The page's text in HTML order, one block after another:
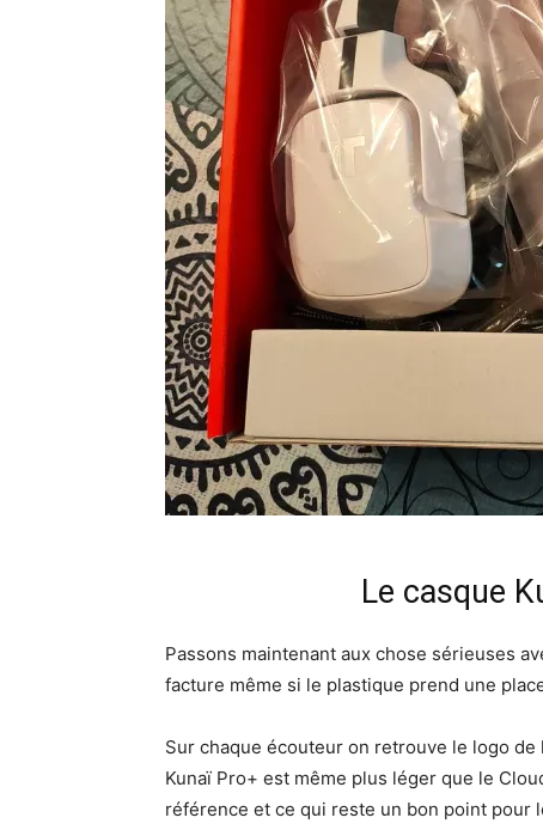
Le casque
Passons maintenant aux chose sérieuses
facture même si le plastique prend une
Sur chaque écouteur on retrouve le logo
Kunaï Pro+ est même plus léger que le
référence et ce qui reste un bon point pour